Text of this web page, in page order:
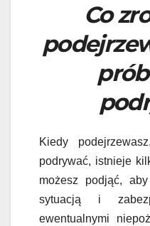
Co
Kiedy
podrywać, istnieje
możesz podjąć,
sytuacją i
ewentualnymi